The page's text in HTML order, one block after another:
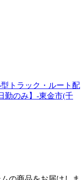
トラック・ルート配
勤のみ】-東金市(千